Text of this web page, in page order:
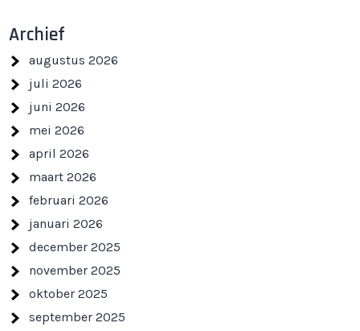
Archief
augustus 2026
juli 2026
juni 2026
mei 2026
april 2026
maart 2026
februari 2026
januari 2026
december 2025
november 2025
oktober 2025
september 2025